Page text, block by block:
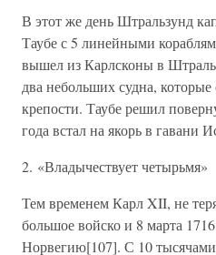
В этот же день Штральзунд
Таубе с 5 линейными
вышел из Карлсконы в
два небольших судна,
крепости. Таубе решил
года встал на якорь в гавани
2. «Владычествует четырьмя»
Тем временем Карл XII, не
большое войско и 8 марта 1716
Норвегию[107]. С 10 тысячами